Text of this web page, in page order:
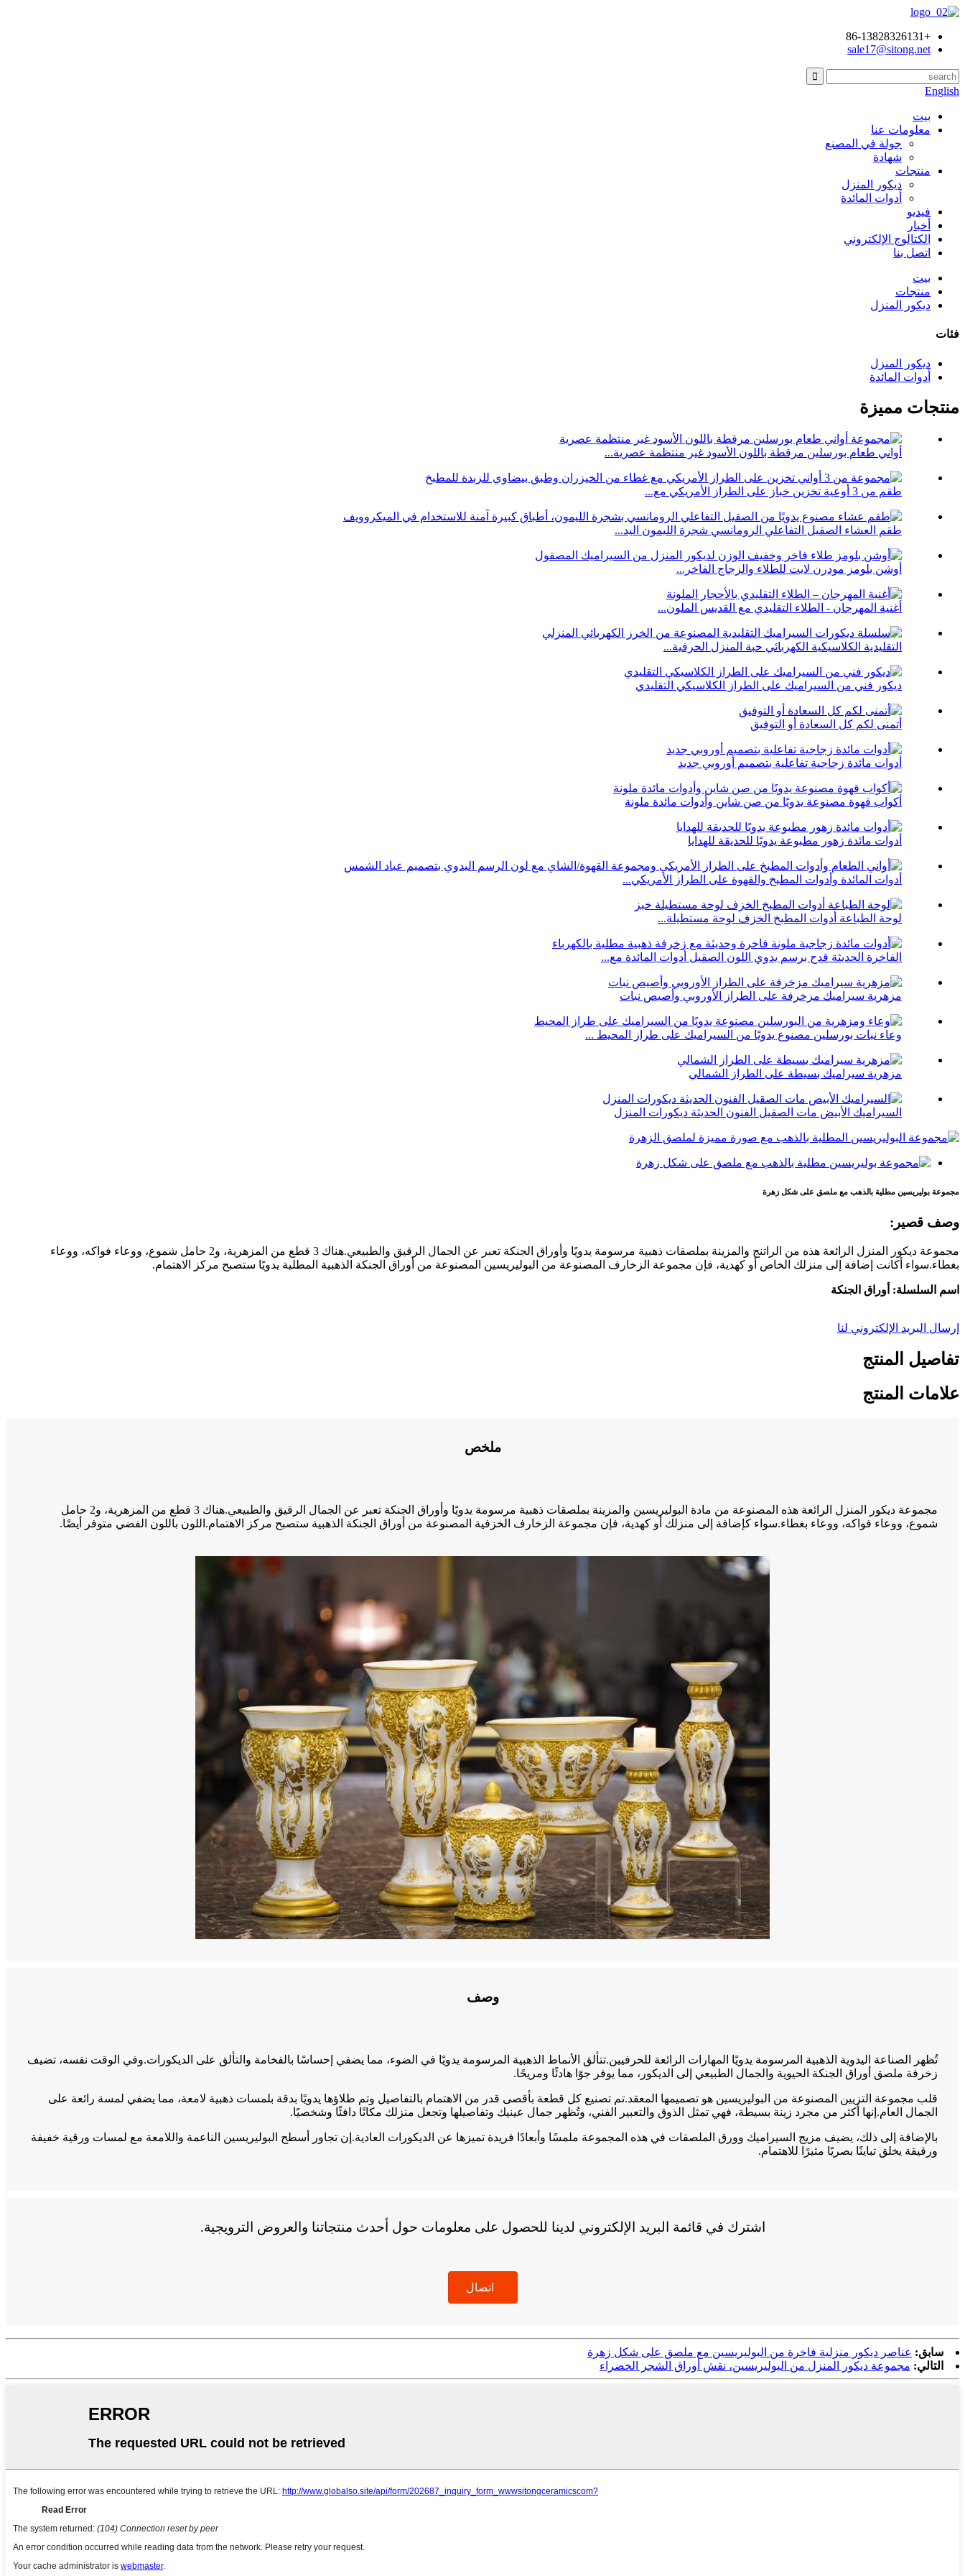
+86-13828326131
sale17@sitong.net
English
بيت
معلومات عنا
جولة في المصنع
شهادة
منتجات
ديكور المنزل
أدوات المائدة
فيديو
أخبار
الكتالوج الإلكتروني
اتصل بنا
بيت
منتجات
ديكور المنزل
فئات
ديكور المنزل
أدوات المائدة
منتجات مميزة
أواني طعام بورسلين مرقطة باللون الأسود غير منتظمة عصرية...
طقم من 3 أوعية تخزين خباز على الطراز الأمريكي مع...
طقم العشاء الصقيل التفاعلي الرومانسي شجرة الليمون اليد...
أوشن بلومز مودرن لايت للطلاء والزجاج الفاخر...
أغنية المهرجان - الطلاء التقليدي مع القديس الملون...
التقليدية الكلاسيكية الكهربائي حبة المنزل الحرفية...
ديكور فني من السيراميك على الطراز الكلاسيكي التقليدي
أتمنى لكم كل السعادة أو التوفيق
أدوات مائدة زجاجية تفاعلية بتصميم أوروبي جديد
أكواب قهوة مصنوعة يدويًا من صن شاين وأدوات مائدة ملونة
أدوات مائدة زهور مطبوعة يدويًا للحديقة للهدايا
أدوات المائدة وأدوات المطبخ والقهوة على الطراز الأمريكي...
لوحة الطباعة أدوات المطبخ الخزف لوحة مستطيلة...
الفاخرة الحديثة قدح برسم يدوي اللون الصقيل أدوات المائدة مع...
مزهرية سيراميك مزخرفة على الطراز الأوروبي وأصيص نبات
وعاء نبات بورسلين مصنوع يدويًا من السيراميك على طراز المحيط ...
مزهرية سيراميك بسيطة على الطراز الشمالي
السيراميك الأبيض مات الصقيل الفنون الحديثة ديكورات المنزل
مجموعة بوليريسين مطلية بالذهب مع ملصق على شكل زهرة
وصف قصير:
مجموعة ديكور المنزل الرائعة هذه من الراتنج والمزينة بملصقات ذهبية مرسومة يدويًا وأوراق الجنكة تعبر عن الجمال الرقيق والطبيعي.هناك 3 قطع من المزهرية، و2 حامل شموع، ووعاء فواكه، ووعاء
بغطاء.سواء أكانت إضافة إلى منزلك الخاص أو كهدية، فإن مجموعة الزخارف المصنوعة من البوليريسين المصنوعة من أوراق الجنكة الذهبية المطلية يدويًا ستصبح مركز الاهتمام.
اسم السلسلة: أوراق الجنكة
إرسال البريد الإلكتروني لنا
تفاصيل المنتج
علامات المنتج
ملخص
مجموعة ديكور المنزل الرائعة هذه المصنوعة من مادة البوليريسين والمزينة بملصقات ذهبية مرسومة يدويًا وأوراق الجنكة تعبر عن الجمال الرقيق والطبيعي.هناك 3 قطع من المزهرية، و2 حامل
شموع، ووعاء فواكه، ووعاء بغطاء.سواء كإضافة إلى منزلك أو كهدية، فإن مجموعة الزخارف الخزفية المصنوعة من أوراق الجنكة الذهبية ستصبح مركز الاهتمام.اللون باللون الفضي متوفر أيضًا.
وصف
تُظهر الصناعة اليدوية الذهبية المرسومة يدويًا المهارات الرائعة للحرفيين.تتألق الأنماط الذهبية المرسومة يدويًا في الضوء، مما يضفي إحساسًا بالفخامة والتألق على الديكورات.وفي الوقت نفسه، تضيف
زخرفة ملصق أوراق الجنكة الحيوية والجمال الطبيعي إلى الديكور، مما يوفر جوًا هادئًا ومريحًا.
قلب مجموعة التزيين المصنوعة من البوليريسين هو تصميمها المعقد.تم تصنيع كل قطعة بأقصى قدر من الاهتمام بالتفاصيل وتم طلاؤها يدويًا بدقة بلمسات ذهبية لامعة، مما يضفي لمسة رائعة على
الجمال العام.إنها أكثر من مجرد زينة بسيطة، فهي تمثل الذوق والتعبير الفني، وتُظهر جمال عينيك وتفاصيلها وتجعل منزلك مكانًا دافئًا وشخصيًا.
بالإضافة إلى ذلك، يضيف مزيج السيراميك وورق الملصقات في هذه المجموعة ملمسًا وأبعادًا فريدة تميزها عن الديكورات العادية.إن تجاور أسطح البوليريسين الناعمة واللامعة مع لمسات ورقية خفيفة
ورقيقة يخلق تباينًا بصريًا مثيرًا للاهتمام.
اشترك في قائمة البريد الإلكتروني لدينا للحصول على معلومات حول أحدث منتجاتنا والعروض الترويجية.
اتصال
سابق: عناصر ديكور منزلية فاخرة من البوليريسين مع ملصق على شكل زهرة
التالي: مجموعة ديكور المنزل من البوليريسين، نقش أوراق الشجر الخضراء